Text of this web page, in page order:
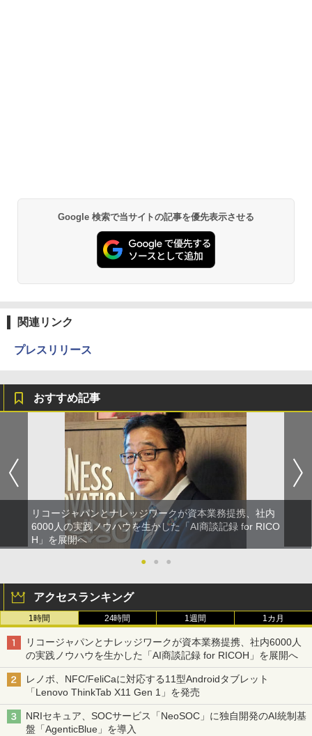
Google 検索で当サイトの記事を優先表示させる
関連リンク
プレスリリース
おすすめ記事
リコージャパンとナレッジワークが資本業務提携、社内
6000人の実践ノウハウを生かした「AI商談記録 for RICO
H」を展開へ
●
● ●
アクセスランキング
1時間 24時間 1週間 1カ月
リコージャパンとナレッジワークが資本業務提携、社内6000人
の実践ノウハウを生かした「AI商談記録 for RICOH」を展開へ
レノボ、NFC/FeliCaに対応する11型Androidタブレット
「Lenovo ThinkTab X11 Gen 1」を発売
NRIセキュア、SOCサービス「NeoSOC」に独自開発のAI統制基
盤「AgenticBlue」を導入